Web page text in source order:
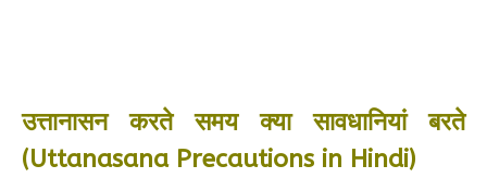
उत्तानासन करते समय क्या सावधानियां बरते
(Uttanasana Precautions in Hindi)